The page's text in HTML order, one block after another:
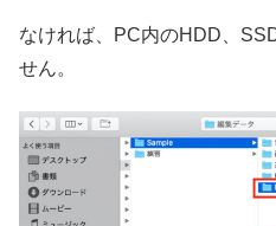
なければ、PC内のHDD、
せん。